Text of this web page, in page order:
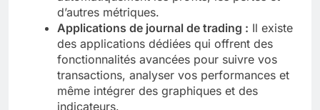
d’autres métriques.
Applications de journal de trading : Il existe
des applications dédiées qui offrent des
fonctionnalités avancées pour suivre vos
transactions, analyser vos performances et
même intégrer des graphiques et des
indicateurs.